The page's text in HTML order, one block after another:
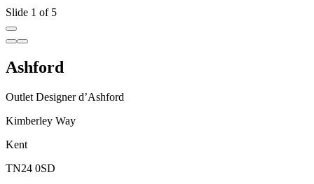
Slide 1 of 5
Ashford
Outlet Designer d’Ashford
Kimberley Way
Kent
TN24 0SD